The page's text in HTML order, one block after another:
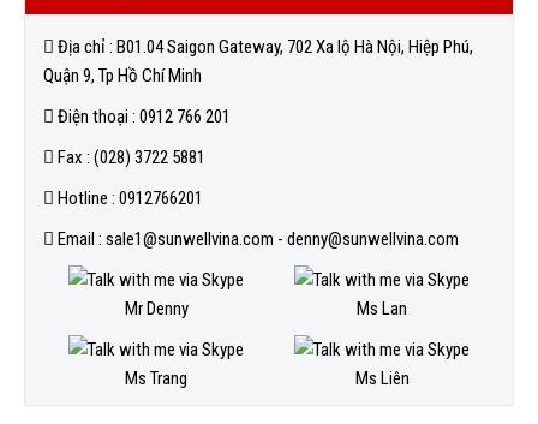
Địa chỉ : B01.04 Saigon Gateway, 702 Xa lộ Hà Nội, Hiệp Phú,
Quận 9, Tp Hồ Chí Minh
Điện thoại : 0912 766 201
Fax : (028) 3722 5881
Hotline : 0912766201
Email : sale1@sunwellvina.com - denny@sunwellvina.com
Mr Denny Ms Lan
Ms Trang Ms Liên